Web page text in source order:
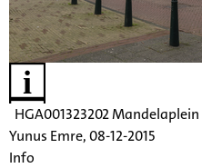
HGA001323202Mandelaplein
Yunus Emre, 08-12-2015
Info